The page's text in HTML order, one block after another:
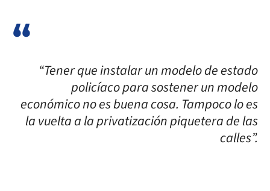
“Tener que instalar un modelo de estado
policíaco para sostener un modelo
económico no es buena cosa. Tampoco lo es
la vuelta a la privatización piquetera de las
calles”.